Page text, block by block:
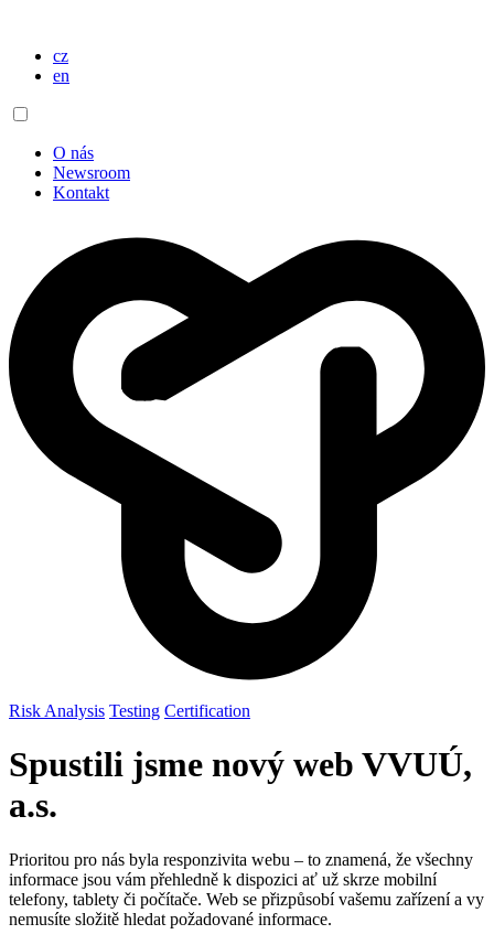
cz
en
O nás
Newsroom
Kontakt
Risk Analysis Testing Certification
Spustili jsme nový web VVUÚ,
a.s.
Prioritou pro nás byla responzivita webu – to znamená, že všechny
informace jsou vám přehledně k dispozici ať už skrze mobilní
telefony, tablety či počítače. Web se přizpůsobí vašemu zařízení a vy
nemusíte složitě hledat požadované informace.